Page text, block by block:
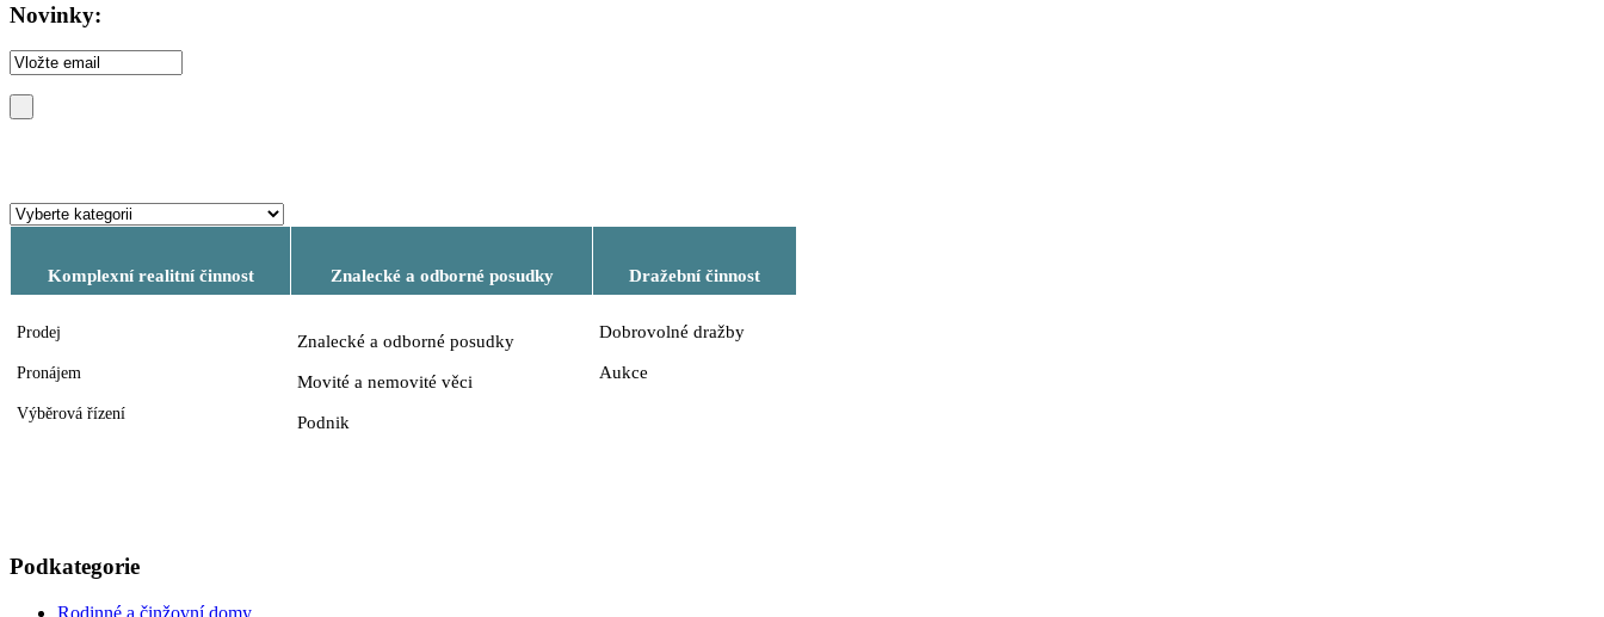
Novinky:
Komplexní realitní činnost Znalecké a odborné posudky Dražební činnost
Prodej
Pronájem
Výběrová řízení
Znalecké a odborné posudky
Movité a nemovité věci
Podnik
Dobrovolné dražby
Aukce
Podkategorie
Rodinné a činžovní domy